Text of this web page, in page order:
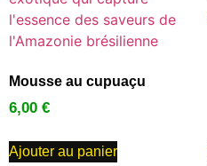
Mousse au cupuaçu
6,00 €
Ajouter au panier